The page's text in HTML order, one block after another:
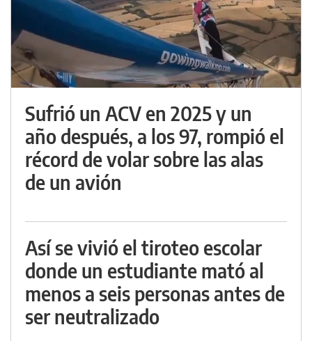
Sufrió un ACV en 2025 y un
año después, a los 97, rompió el
récord de volar sobre las alas
de un avión
Así se vivió el tiroteo escolar
donde un estudiante mató al
menos a seis personas antes de
ser neutralizado